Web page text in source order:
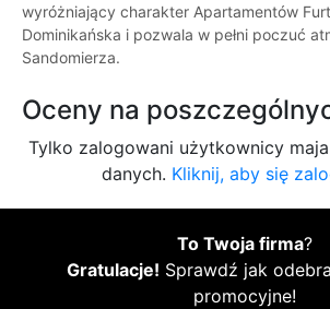
wyróżniający charakter Apartamentów
Dominikańska i pozwala w pełni poczuć
Sandomierza.
Oceny na
Tylko zalogowani użytkownicy
danych. Kliknij, aby się
To Twoja firma?
Gratulacje! Sprawdź jak
promocyjne!